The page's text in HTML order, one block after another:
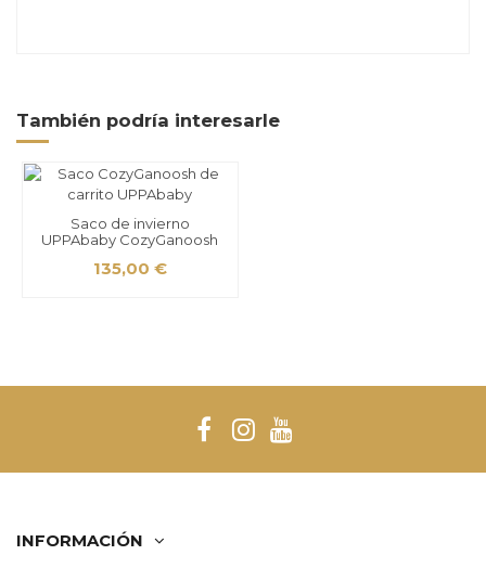
También podría interesarle
Saco de invierno
UPPAbaby CozyGanoosh
135,00 €
INFORMACIÓN